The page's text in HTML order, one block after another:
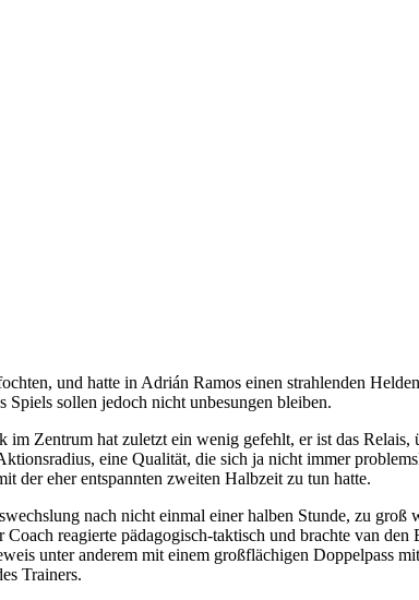
und hatte in Adrián Ramos einen strahlenden
Spiels sollen jedoch nicht unbesungen bleiben.
Zentrum hat zuletzt ein wenig gefehlt, er ist das Relais,
eine Qualität, die sich ja nicht immer
der eher entspannten zweiten Halbzeit zu tun hatte.
nach nicht einmal einer halben Stunde, zu
reagierte pädagogisch-taktisch und brachte van
unter anderem mit einem großflächigen Doppelpass
Trainers.